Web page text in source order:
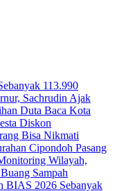
113.990
Sachrudin Ajak
Duta Baca Kota
Diskon
Bisa Nikmati
Cipondoh Pasang
Wilayah,
Sampah
BIAS 2026 Sebanyak